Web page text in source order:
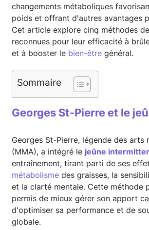
changements métaboliques
poids et offrant d'autres avantages
Cet article explore cinq méthodes
reconnues pour leur efficacité à
et à booster le bien-être général.
Sommaire
Georges St-Pierre et le
Georges St-Pierre, légende des arts
(MMA), a intégré le jeûne
entraînement, tirant parti de ses
métabolisme des graisses, la
et la clarté mentale. Cette méthode
permis de mieux gérer son apport
d'optimiser sa performance et de
globale.